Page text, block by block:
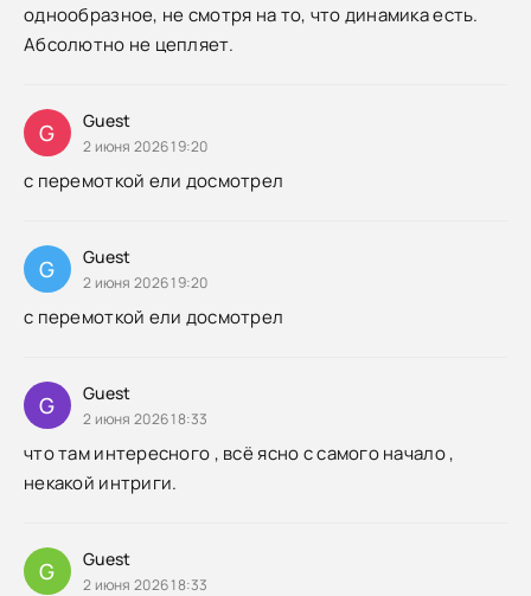
однообразное, не смотря на то, что динамика есть.
Абсолютно не цепляет.
G Guest
2 июня 2026 19:20
с перемоткой ели досмотрел
G Guest
2 июня 2026 19:20
с перемоткой ели досмотрел
G Guest
2 июня 2026 18:33
что там интересного , всё ясно с самого начало ,
некакой интриги.
G Guest
2 июня 2026 18:33